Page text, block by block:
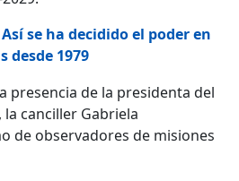
Así se ha decidido el poder en
desde 1979
presencia de la presidenta del
la canciller Gabriela
de observadores de misiones